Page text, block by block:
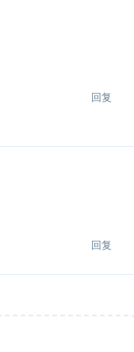
回复
回复